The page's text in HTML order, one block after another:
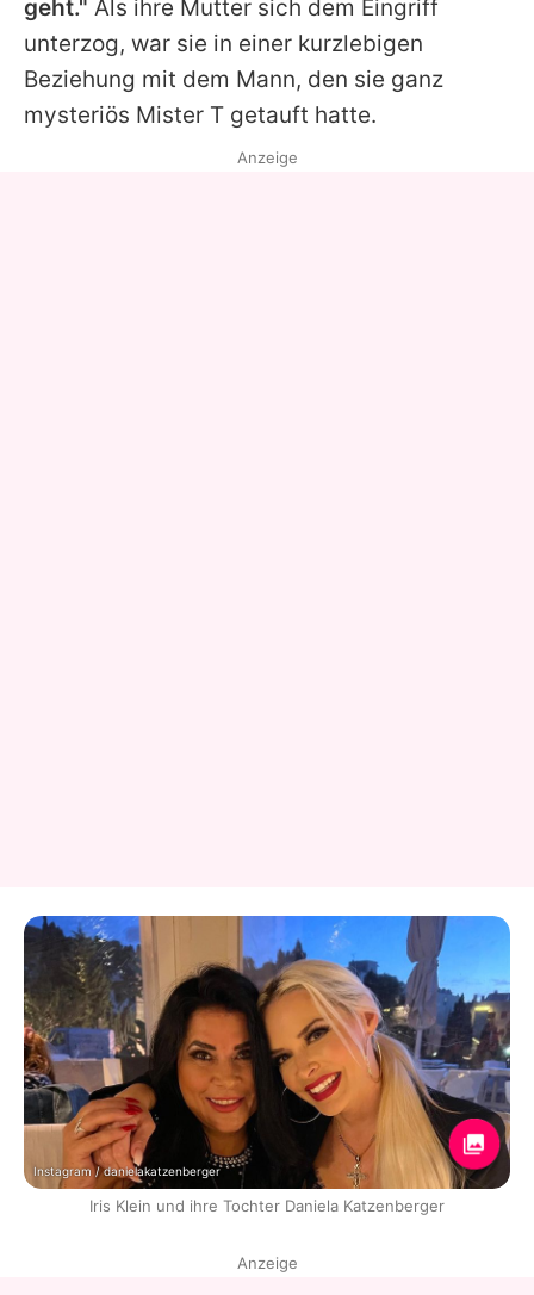
geht." Als ihre Mutter sich dem Eingriff
unterzog, war sie in einer kurzlebigen
Beziehung mit dem Mann, den sie ganz
mysteriös Mister T getauft hatte.
Anzeige
Instagram / danielakatzenberger
Iris Klein und ihre Tochter Daniela Katzenberger
Anzeige